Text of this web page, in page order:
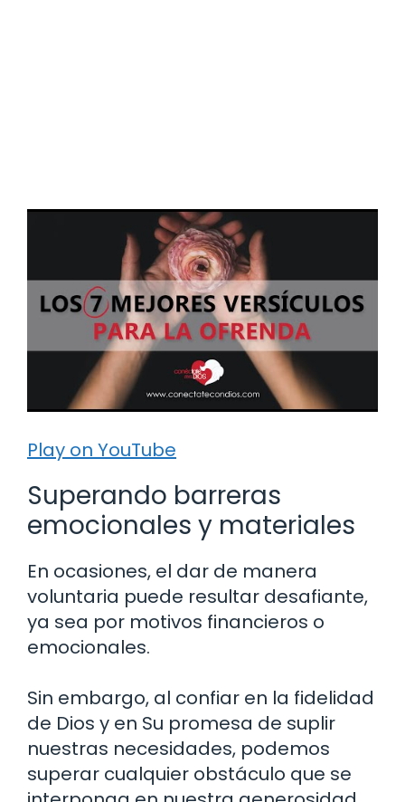
Play on YouTube
Superando barreras
emocionales y materiales
En ocasiones, el dar de manera
voluntaria puede resultar desafiante,
ya sea por motivos financieros o
emocionales.
Sin embargo, al confiar en la fidelidad
de Dios y en Su promesa de suplir
nuestras necesidades, podemos
superar cualquier obstáculo que se